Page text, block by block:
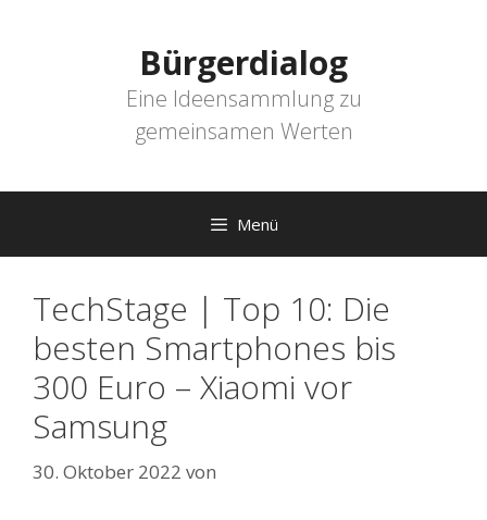
Bürgerdialog
Eine Ideensammlung zu
gemeinsamen Werten
Menü
TechStage | Top 10: Die
besten Smartphones bis
300 Euro – Xiaomi vor
Samsung
30. Oktober 2022 von